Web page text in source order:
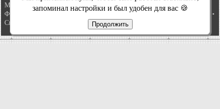
Мондео 2•Мондео 3•Мондео 4•Эскорт 3•Эскорт 4 •Эскорт 5
Фиеста 2
Таурус 1 и 2 Фьюжн • Скорпио 1
•
Сиерра
запоминал настройки и был удобен для вас 🍪
Продолжить